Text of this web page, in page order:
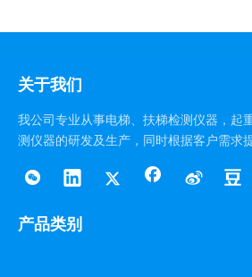
关于我们
我公司专业从事电梯、扶梯检测仪器，起
测仪器的研发及生产，同时根据客户需求
产品类别